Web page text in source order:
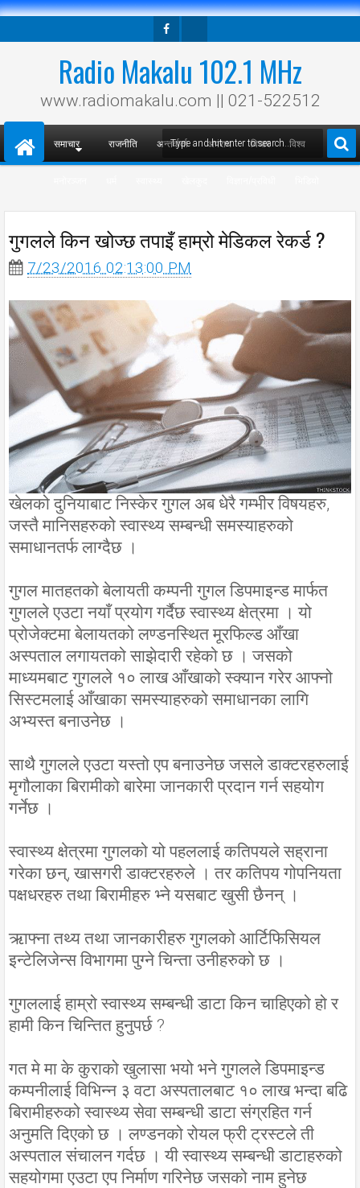
Radio Makalu 102.1 MHz
www.radiomakalu.com || 021-522512
समाचार राजनीति अन्तर्वार्ता अपराध विचार विश्व
गुगलले किन खोज्छ तपाइँ हाम्रो मेडिकल रेकर्ड ?
7/23/2016 02:13:00 PM
खेलको दुनियाबाट निस्केर गुगल अब धेरै गम्भीर विषयहरु,
जस्तै मानिसहरुको स्वास्थ्य सम्बन्धी समस्याहरुको
समाधानतर्फ लाग्दैछ ।
गुगल मातहतको बेलायती कम्पनी गुगल डिपमाइन्ड मार्फत
गुगलले एउटा नयाँ प्रयोग गर्दैछ स्वास्थ्य क्षेत्रमा । यो
प्रोजेक्टमा बेलायतको लण्डनस्थित मूरफिल्ड आँखा
अस्पताल लगायतको साझेदारी रहेको छ । जसको
माध्यमबाट गुगलले १० लाख आँखाको स्क्यान गरेर आफ्नो
सिस्टमलाई आँखाका समस्याहरुको समाधानका लागि
अभ्यस्त बनाउनेछ ।
साथै गुगलले एउटा यस्तो एप बनाउनेछ जसले डाक्टरहरुलाई
मृगौलाका बिरामीको बारेमा जानकारी प्रदान गर्न सहयोग
गर्नेछ ।
स्वास्थ्य क्षेत्रमा गुगलको यो पहललाई कतिपयले सह्राना
गरेका छन्, खासगरी डाक्टरहरुले । तर कतिपय गोपनियता
पक्षधरहरु तथा बिरामीहरु भ्ने यसबाट खुसी छैनन् ।
ऋाफ्ना तथ्य तथा जानकारीहरु गुगलको आर्टिफिसियल
इन्टेलिजेन्स विभागमा पुग्ने चिन्ता उनीहरुको छ ।
गुगललाई हाम्रो स्वास्थ्य सम्बन्धी डाटा किन चाहिएको हो र
हामी किन चिन्तित हुनुपर्छ ?
गत मे मा के कुराको खुलासा भयो भने गुगलले डिपमाइन्ड
कम्पनीलाई विभिन्न ३ वटा अस्पतालबाट १० लाख भन्दा बढि
बिरामीहरुको स्वास्थ्य सेवा सम्बन्धी डाटा संग्रहित गर्न
अनुमति दिएको छ । लण्डनको रोयल फ्री ट्रस्टले ती
अस्पताल संचालन गर्दछ । यी स्वास्थ्य सम्बन्धी डाटाहरुको
सहयोगमा एउटा एप निर्माण गरिनेछ जसको नाम हुनेछ